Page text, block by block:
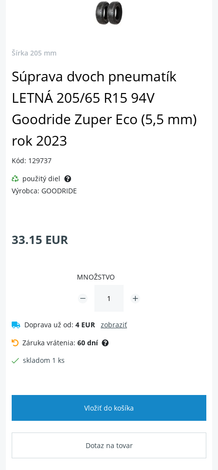
Šírka 205 mm
Súprava dvoch pneumatík
LETNÁ 205/65 R15 94V
Goodride Zuper Eco (5,5 mm)
rok 2023
Kód: 129737
použitý diel
Výrobca: GOODRIDE
33.15 EUR
MNOŽSTVO
Doprava už od: 4 EUR
zobraziť
Záruka vrátenia: 60 dní
skladom 1 ks
Vložiť do košíka
Dotaz na tovar